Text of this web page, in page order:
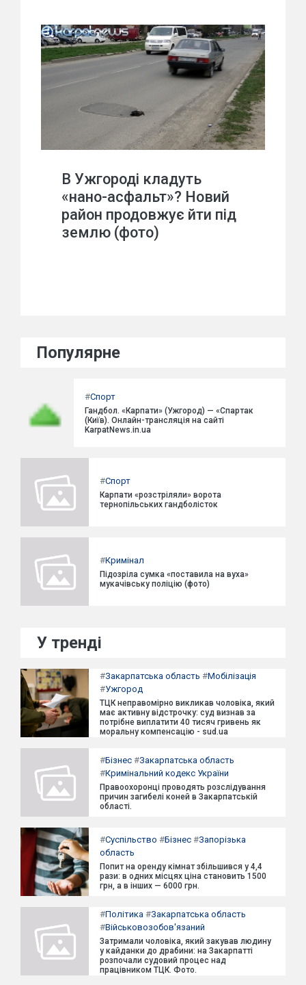
В Ужгороді кладуть
«нано-асфальт»? Новий
район продовжує йти під
землю (фото)
Популярне
#Спорт
Гандбол. «Карпати» (Ужгород) — «Спартак
(Київ). Онлайн-трансляція на сайті
KarpatNews.in.ua
#Спорт
Карпати «розстріляли» ворота
тернопільських гандболісток
#Кримінал
Підозріла сумка «поставила на вуха»
мукачівську поліцію (фото)
У тренді
#Закарпатська область #Мобілізація
#Ужгород
ТЦК неправомірно викликав чоловіка, який
має активну відстрочку: суд визнав за
потрібне виплатити 40 тисяч гривень як
моральну компенсацію - sud.ua
#Бізнес #Закарпатська область
#Кримінальний кодекс України
Правоохоронці проводять розслідування
причин загибелі коней в Закарпатській
області.
#Суспільство #Бізнес #Запорізька
область
Попит на оренду кімнат збільшився у 4,4
рази: в одних місцях ціна становить 1500
грн, а в інших — 6000 грн.
#Політика #Закарпатська область
#Військовозобов'язаний
Затримали чоловіка, який закував людину
у кайданки до драбини: на Закарпатті
розпочали судовий процес над
працівником ТЦК. Фото.